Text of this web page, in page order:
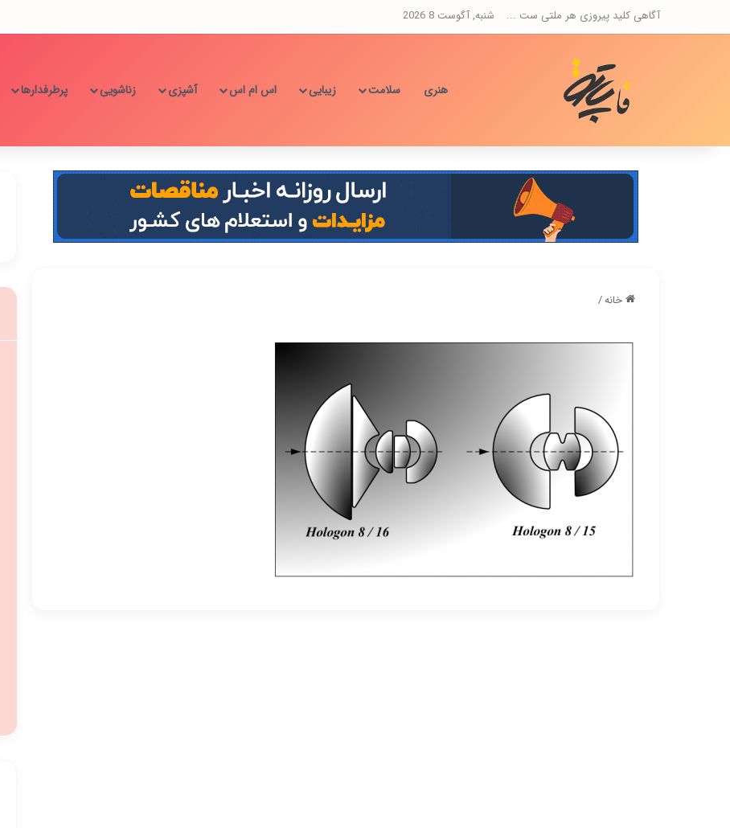
آگاهی کلید پیروزی هر ملتی ست ... شنبه, آگوست 8 2026
هنری سلامت زیبایی اس ام اس آشپزی زناشویی پرطرفدارها
خانه/